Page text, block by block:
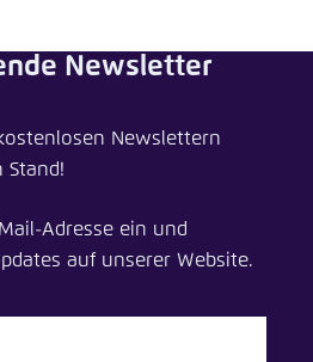
Newsletter
Newslettern
Stand!
Adresse ein und
auf unserer Website.